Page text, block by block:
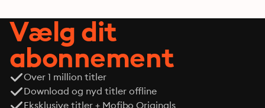
Vælg dit
abonnement
Over 1 million titler
Download og nyd titler offline
Eksklusive titler + Mofibo Originals